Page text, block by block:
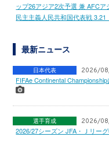
ップ26アジア2次予選 兼 AFC
民主主義人民共和国代表戦
最新ニュース
日本代表 2026/
FIFAe Continental
選手育成 2026/
2026/27シーズン JFA・Ｊリー